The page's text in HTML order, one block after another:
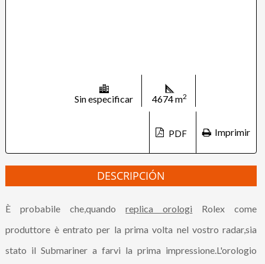
Sin especificar 4674 m2
Imprimir
DESCRIPCIÓN
È probabile che,quandoreplica orologi Rolex come
produttore è entrato per la prima volta nel vostro radar,sia
stato il Submariner a farvi la prima impressione.L'orologio